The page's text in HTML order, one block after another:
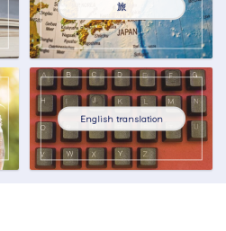
旅
English translation